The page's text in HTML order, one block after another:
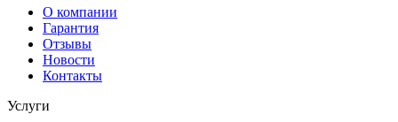
О компании
Гарантия
Отзывы
Новости
Контакты
Услуги